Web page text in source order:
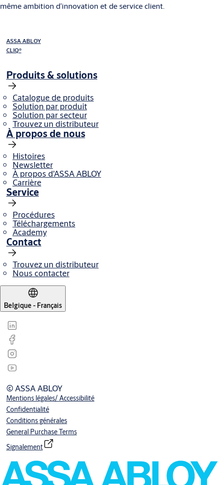
même ambition d’innovation et de service client.
ASSA ABLOY
CLIQ®
Produits & solutions
Catalogue de produits
Solution par produit
Solution par secteur
Trouvez un distributeur
À propos de nous
Histoires
Newsletter
À propos d’ASSA ABLOY
Carrière
Service
Procédures
Téléchargements
Academy
Contact
Trouvez un distributeur
Nous contacter
Belgique - Français
© ASSA ABLOY
Mentions légales/ Accessibilité
Confidentialité
Conditions générales
General Purchase Terms
Signalement